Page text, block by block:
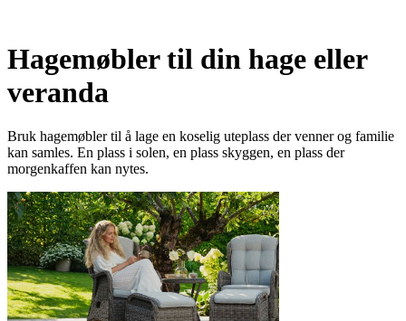
Hagemøbler til din hage eller
veranda
Bruk hagemøbler til å lage en koselig uteplass der venner og familie
kan samles. En plass i solen, en plass skyggen, en plass der
morgenkaffen kan nytes.